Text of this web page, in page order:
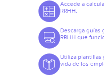
Accede a
RRHH.
Descarga guías
RRHH que
Utiliza plantillas
vida de los